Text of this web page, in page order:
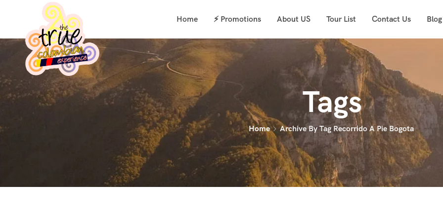
Home ⚡ Promotions About US Tour List Contact Us Blog
Tags
Home Archive By Tag Recorrido A Pie Bogota